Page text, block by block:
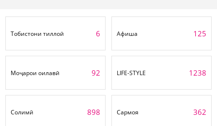
Тобистони тиллоӣ 6 Афиша 125
Моҷарои оилавӣ 92 LIFE-STYLE 1238
Солимӣ 898 Сармоя 362